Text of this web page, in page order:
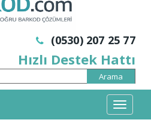
(0530) 207 25 77
Hızlı Destek Hattı
Mobil
Menü